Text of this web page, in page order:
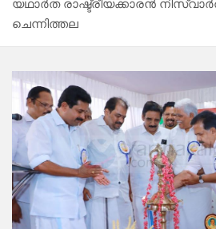
യഥാർത രാഷ്ട്രീയക്കാരൻ
ചെന്നിത്തല